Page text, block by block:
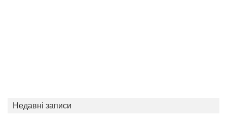
Недавні записи